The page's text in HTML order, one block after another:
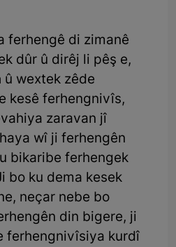
ferhengê di zimanê
dûr û dirêj li pêş e,
wextek zêde
kesê ferhengnivîs,
zaravan jî
wî ji ferhengên
bikaribe ferhengek
bo ku dema kesek
neçar nebe bo
din bigere, ji
ferhengnivîsiya kurdî